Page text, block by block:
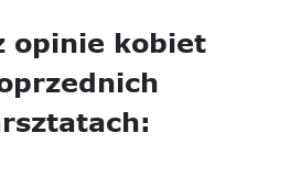
opinie kobiet